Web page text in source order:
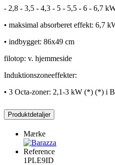
- 2,8 - 3,5 - 4,3 - 5 - 5,5 - 6 - 6,7
• maksimal absorberet effekt: 6,7
• indbygget: 86x49 cm
filotop: v. hjemmeside
Induktionszoneeffekter:
• 3 Octa-zoner: 2,1-3 kW (*) (*) i
Produktdetaljer
Mærke
Reference
1PLE9ID